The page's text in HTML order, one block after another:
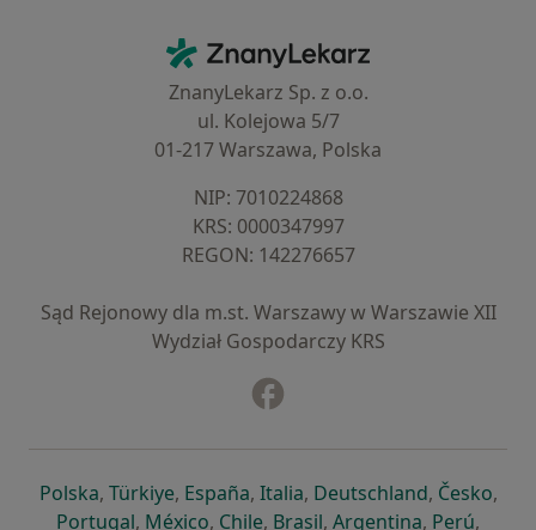
ZnanyLekarz - Strona główna
ZnanyLekarz Sp. z o.o.
ul. Kolejowa 5/7
01-217 Warszawa, Polska
NIP: ⁠7010224868
KRS: ⁠0000347997
REGON: ⁠142276657
Sąd Rejonowy dla m.st. Warszawy w Warszawie XII
Wydział Gospodarczy KRS
Polskaotwiera się w nowej karcie
, Türkiyeotwiera się w nowej karcie
, Españaotwiera się w nowej karcie
, Italiaotwiera się w nowej
, Deutschlandotwiera się
, Česko,
Portugalotwiera się w nowej karcie
, Méxicootwiera się w nowej karcie
, Chileotwiera się w nowej karcie
, Brasilotwiera się w nowej
, Argentinaotwiera się
, Perú,